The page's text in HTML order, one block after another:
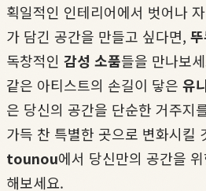
획일적인 인테리어에서 벗어나
가 담긴 공간을 만들고 싶다면,
독창적인 감성 소품들을 만나보
같은 아티스트의 손길이 닿은 유
은 당신의 공간을 단순한 거주지
가득 찬 특별한 곳으로 변화시킬
tounou에서 당신만의 공간을
해보세요.